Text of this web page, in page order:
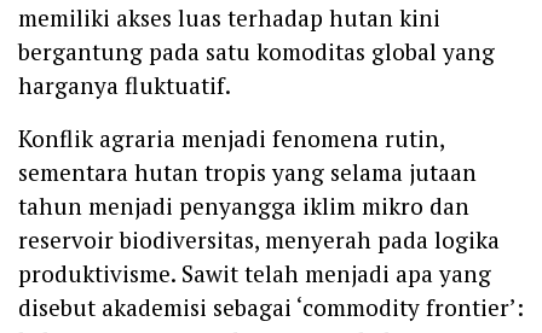
memiliki akses luas terhadap hutan kini
bergantung pada satu komoditas global yang
harganya fluktuatif.
Konflik agraria menjadi fenomena rutin,
sementara hutan tropis yang selama jutaan
tahun menjadi penyangga iklim mikro dan
reservoir biodiversitas, menyerah pada logika
produktivisme. Sawit telah menjadi apa yang
disebut akademisi sebagai ‘commodity frontier’: